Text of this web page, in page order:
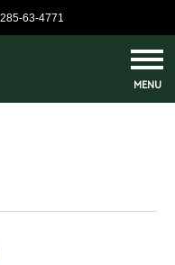
63-4771
MENU